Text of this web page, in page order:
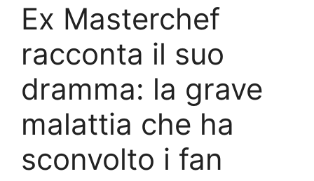
Ex Masterchef
racconta il suo
dramma: la grave
malattia che ha
sconvolto i fan